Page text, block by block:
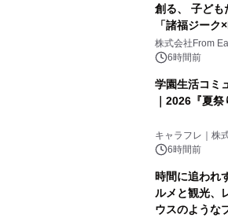
創る、 子ども
「諸福ジー
(日)開催
株式会社From
6時間前
学園生活コミ
｜2026『夏
キャラフレ｜株
デザインズ
6時間前
時間に追われ
ルメと観光、
ウスのような